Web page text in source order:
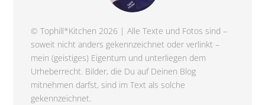
© Tophill*Kitchen 2026 | Alle Texte und Fotos sind –
soweit nicht anders gekennzeichnet oder verlinkt –
mein (geistiges) Eigentum und unterliegen dem
Urheberrecht. Bilder, die Du auf Deinen Blog
mitnehmen darfst, sind im Text als solche
gekennzeichnet.